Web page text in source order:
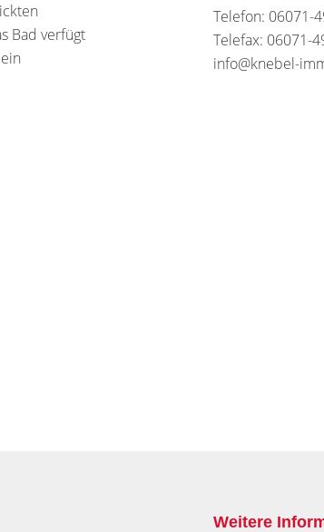
Bad verfügt
Telefon: 06071-
Telefax: 06071-
info@knebel-
Weitere